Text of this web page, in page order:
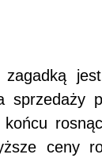
zagadką
sprzedaży
ceny